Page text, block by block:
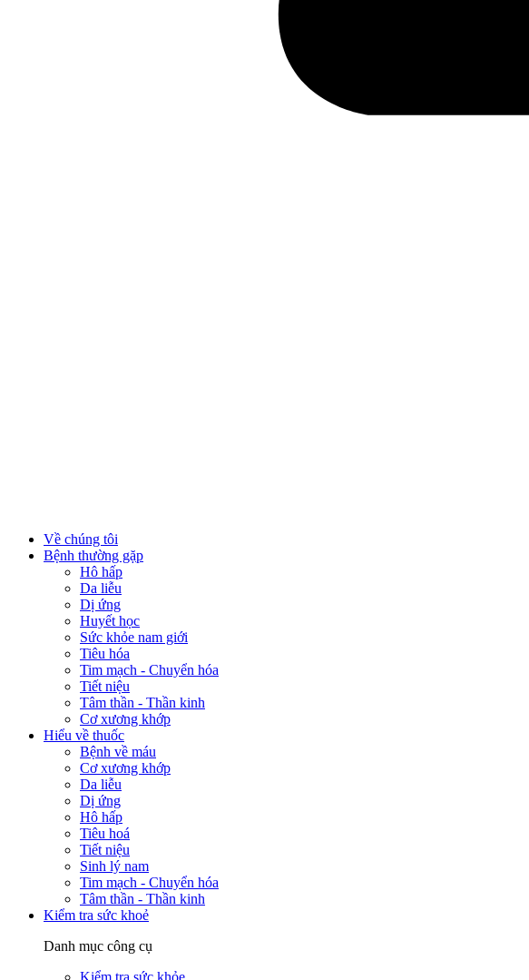
Về chúng tôi
Bệnh thường gặp
Hô hấp
Da liễu
Dị ứng
Huyết học
Sức khỏe nam giới
Tiêu hóa
Tim mạch - Chuyển hóa
Tiết niệu
Tâm thần - Thần kinh
Cơ xương khớp
Hiểu về thuốc
Bệnh về máu
Cơ xương khớp
Da liễu
Dị ứng
Hô hấp
Tiêu hoá
Tiết niệu
Sinh lý nam
Tim mạch - Chuyển hóa
Tâm thần - Thần kinh
Kiểm tra sức khoẻ
Danh mục công cụ
Kiểm tra sức khỏe